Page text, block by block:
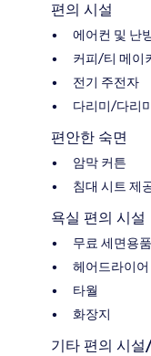
편의 시설
에어컨 및 난
커피/티 메이
전기 주전자
다리미/다리
편안한 숙면
암막 커튼
침대 시트 제
욕실 편의 시설
무료 세면용품
헤어드라이어
타월
화장지
기타 편의 시